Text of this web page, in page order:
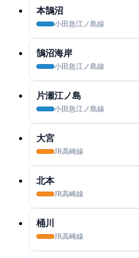
本鵠沼
小田急江ノ島線
鵠沼海岸
小田急江ノ島線
片瀬江ノ島
小田急江ノ島線
大宮
JR高崎線
北本
JR高崎線
桶川
JR高崎線